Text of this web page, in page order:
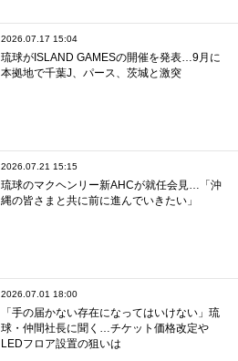
2026.07.17 15:04
琉球がISLAND GAMESの開催を発表…9月に
本拠地で千葉J、パース、茨城と激突
2026.07.21 15:15
琉球のマクヘンリー新AHCが就任会見…「沖
縄の皆さまと共に前に進んでいきたい」
2026.07.01 18:00
「手の届かない存在になってはいけない」琉
球・仲間社長に聞く…チケット価格改定や
LEDフロア設置の狙いは